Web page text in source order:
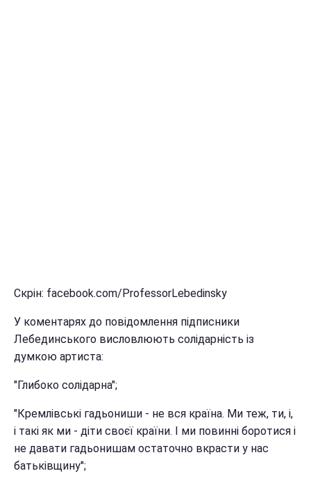
Скрін: facebook.com/ProfessorLebedinsky
У коментарях до повідомлення підписники
Лебединського висловлюють солідарність із
думкою артиста:
"Глибоко солідарна";
"Кремлівські гадьониши - не вся країна. Ми теж, ти, і,
і такі як ми - діти своєї країни. І ми повинні боротися і
не давати гадьонишам остаточно вкрасти у нас
батьківщину";